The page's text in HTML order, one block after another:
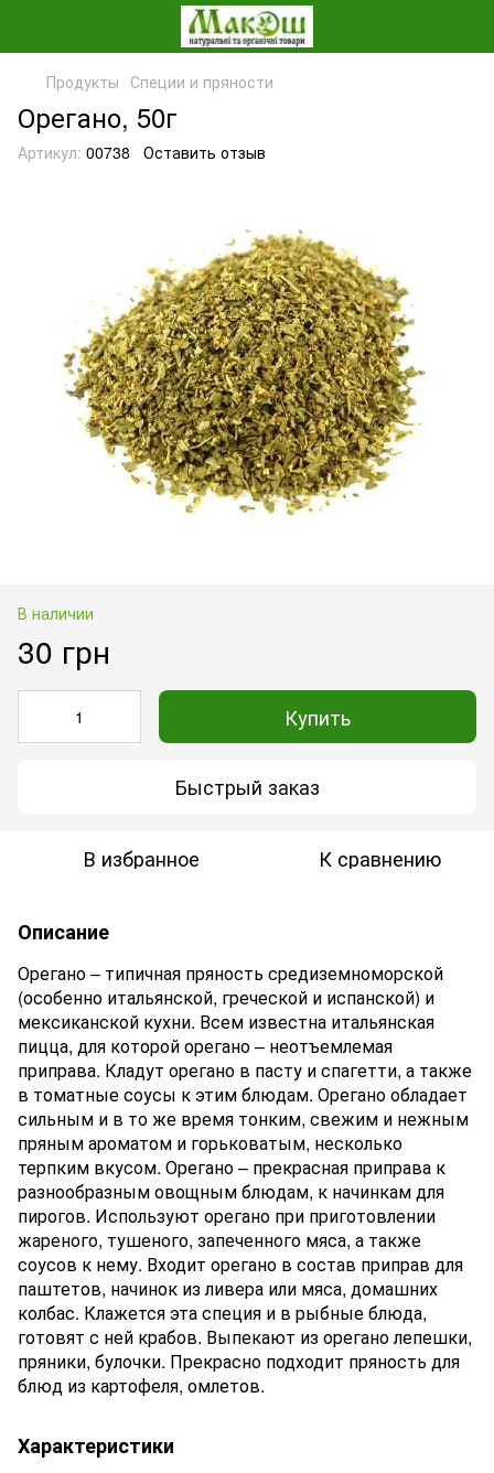
Продукты Специи и пряности
Орегано, 50г
Артикул: 00738 Оставить отзыв
В наличии
30 грн
Купить
Быстрый заказ
В избранное К сравнению
Описание
Орегано – типичная пряность средиземноморской
(особенно итальянской, греческой и испанской) и
мексиканской кухни. Всем известна итальянская
пицца, для которой орегано – неотъемлемая
приправа. Кладут орегано в пасту и спагетти, а также
в томатные соусы к этим блюдам. Орегано обладает
сильным и в то же время тонким, свежим и нежным
пряным ароматом и горьковатым, несколько
терпким вкусом. Орегано – прекрасная приправа к
разнообразным овощным блюдам, к начинкам для
пирогов. Используют орегано при приготовлении
жареного, тушеного, запеченного мяса, а также
соусов к нему. Входит орегано в состав приправ для
паштетов, начинок из ливера или мяса, домашних
колбас. Клажется эта специя и в рыбные блюда,
готовят с ней крабов. Выпекают из орегано лепешки,
пряники, булочки. Прекрасно подходит пряность для
блюд из картофеля, омлетов.
Характеристики